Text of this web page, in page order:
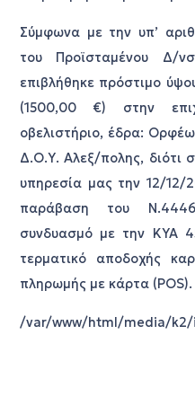
Σύμφωνα με την υπ’
του Προϊσταμένου Δ/
επιβλήθηκε πρόστιμο
(1500,00 €) στην
οβελιστήριο, έδρα:
Δ.Ο.Υ. Αλεξ/πολης, διότι
υπηρεσία μας την 12/12/
παράβαση του
συνδυασμό με την ΚΥΑ
τερματικό αποδοχής
πληρωμής με κάρτα (POS).
/var/www/html/media/k2/